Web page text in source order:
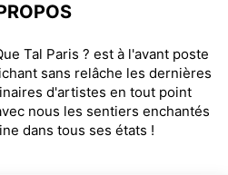
Tal Paris ? est à l'avant poste
sans relâche les dernières
d'artistes en tout point
nous les sentiers enchantés
dans tous ses états !